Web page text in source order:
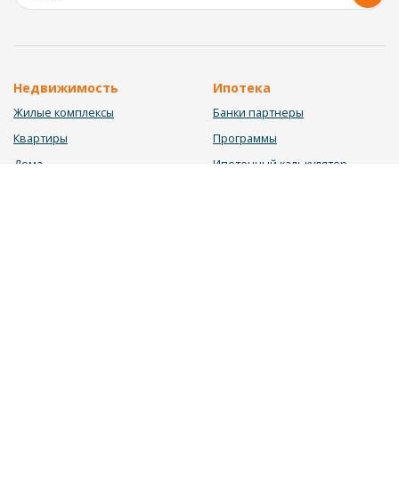
Недвижимость
Жилые комплексы
Квартиры
Дома
Ипотека
Банки партнеры
Программы
Ипотечный калькулятор